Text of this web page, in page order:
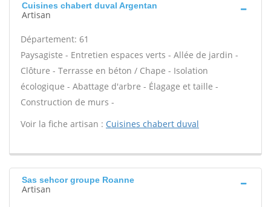
Cuisines chabert duval Argentan
Artisan
Département: 61
Paysagiste - Entretien espaces verts - Allée de jardin -
Clôture - Terrasse en béton / Chape - Isolation
écologique - Abattage d'arbre - Élagage et taille -
Construction de murs -
Voir la fiche artisan : Cuisines chabert duval
Sas sehcor groupe Roanne
Artisan